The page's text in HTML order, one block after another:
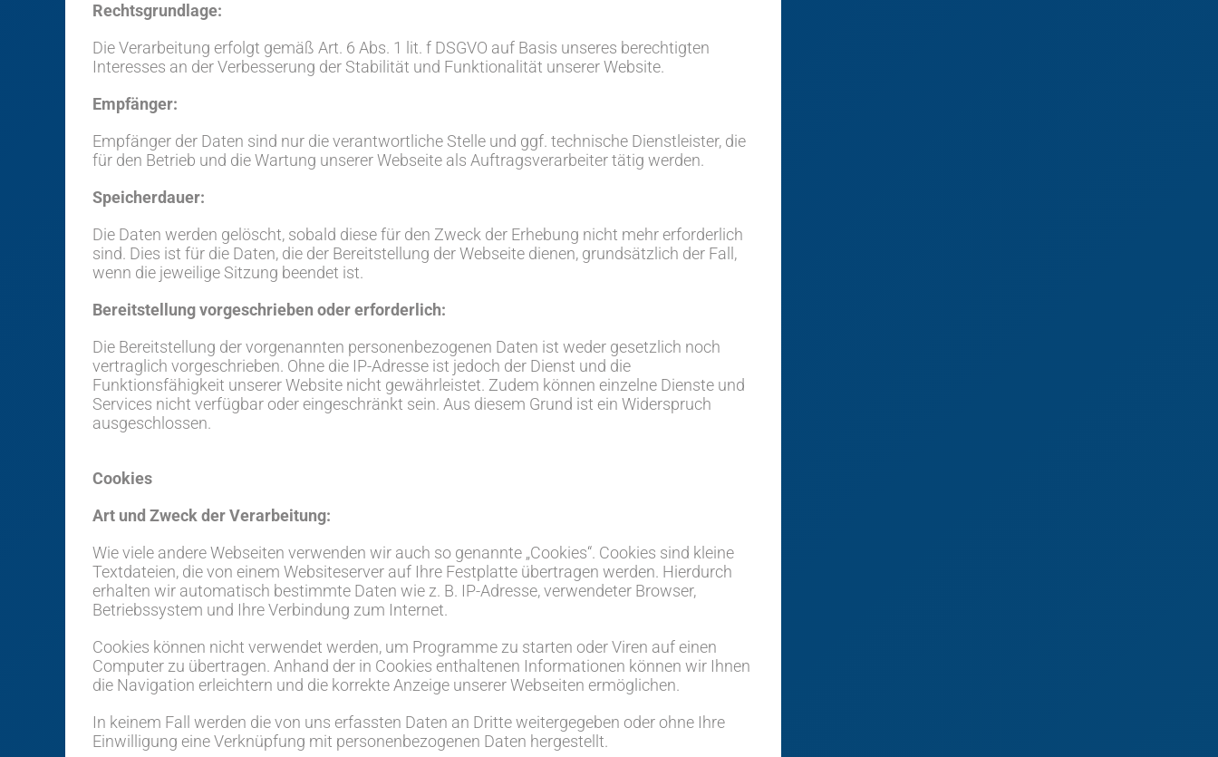
Rechtsgrundlage:
Die Verarbeitung erfolgt gemäß Art. 6 Abs. 1 lit. f DSGVO auf Basis unseres berechtigten
Interesses an der Verbesserung der Stabilität und Funktionalität unserer Website.
Empfänger:
Empfänger der Daten sind nur die verantwortliche Stelle und ggf. technische Dienstleister, die
für den Betrieb und die Wartung unserer Webseite als Auftragsverarbeiter tätig werden.
Speicherdauer:
Die Daten werden gelöscht, sobald diese für den Zweck der Erhebung nicht mehr erforderlich
sind. Dies ist für die Daten, die der Bereitstellung der Webseite dienen, grundsätzlich der Fall,
wenn die jeweilige Sitzung beendet ist.
Bereitstellung vorgeschrieben oder erforderlich:
Die Bereitstellung der vorgenannten personenbezogenen Daten ist weder gesetzlich noch
vertraglich vorgeschrieben. Ohne die IP-Adresse ist jedoch der Dienst und die
Funktionsfähigkeit unserer Website nicht gewährleistet. Zudem können einzelne Dienste und
Services nicht verfügbar oder eingeschränkt sein. Aus diesem Grund ist ein Widerspruch
ausgeschlossen.
Cookies
Art und Zweck der Verarbeitung:
Wie viele andere Webseiten verwenden wir auch so genannte „Cookies“. Cookies sind kleine
Textdateien, die von einem Websiteserver auf Ihre Festplatte übertragen werden. Hierdurch
erhalten wir automatisch bestimmte Daten wie z. B. IP-Adresse, verwendeter Browser,
Betriebssystem und Ihre Verbindung zum Internet.
Cookies können nicht verwendet werden, um Programme zu starten oder Viren auf einen
Computer zu übertragen. Anhand der in Cookies enthaltenen Informationen können wir Ihnen
die Navigation erleichtern und die korrekte Anzeige unserer Webseiten ermöglichen.
In keinem Fall werden die von uns erfassten Daten an Dritte weitergegeben oder ohne Ihre
Einwilligung eine Verknüpfung mit personenbezogenen Daten hergestellt.